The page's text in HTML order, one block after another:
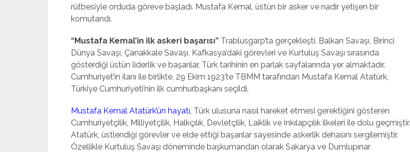
rütbesiyle orduda göreve başladı. Mustafa Kemal, üstün bir asker ve nadir yetişen bir
komutandı.
“Mustafa Kemal’in ilk askeri başarısı” Trablusgarp’ta gerçekleşti. Balkan Savaşı, Birinci
Dünya Savaşı, Çanakkale Savaşı, Kafkasya’daki görevleri ve Kurtuluş Savaşı sırasında
gösterdiği üstün liderlik ve başarılar, Türk tarihinin en parlak sayfalarında yer almaktadır.
Cumhuriyet’in ilanı ile birlikte, 29 Ekim 1923’te TBMM tarafından Mustafa Kemal Atatürk,
Türkiye Cumhuriyeti’nin ilk cumhurbaşkanı seçildi.
Mustafa Kemal Atatürk’ün hayatı, Türk ulusuna nasıl hareket etmesi gerektiğini gösteren
Cumhuriyetçilik, Milliyetçilik, Halkçılık, Devletçilik, Laiklik ve İnkılapçılık ilkeleri ile dolu geçmiştir.
Atatürk, üstlendiği görevler ve elde ettiği başarılar sayesinde askerlik dehasını sergilemiştir.
Özellikle Kurtuluş Savaşı döneminde başkumandan olarak Sakarya ve Dumlupınar